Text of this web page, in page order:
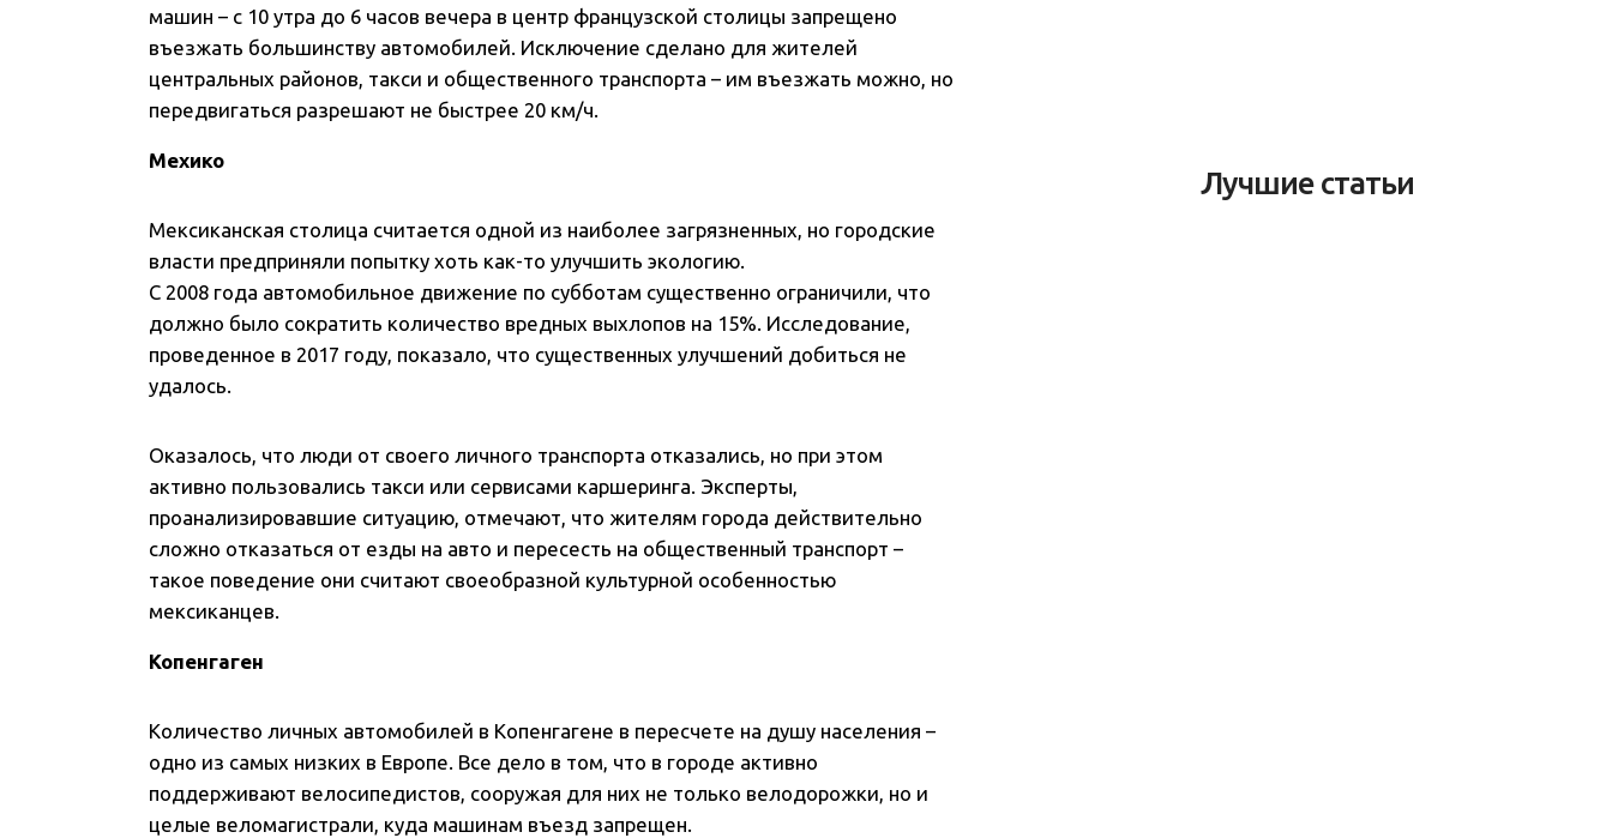
машин – с 10 утра до 6 часов вечера в центр французской столицы запрещено
въезжать большинству автомобилей. Исключение сделано для жителей
центральных районов, такси и общественного транспорта – им въезжать можно, но
передвигаться разрешают не быстрее 20 км/ч.
Мехико
Мексиканская столица считается одной из наиболее загрязненных, но городские
власти предприняли попытку хоть как-то улучшить экологию.
С 2008 года автомобильное движение по субботам существенно ограничили, что
должно было сократить количество вредных выхлопов на 15%. Исследование,
проведенное в 2017 году, показало, что существенных улучшений добиться не
удалось.
Оказалось, что люди от своего личного транспорта отказались, но при этом
активно пользовались такси или сервисами каршеринга. Эксперты,
проанализировавшие ситуацию, отмечают, что жителям города действительно
сложно отказаться от езды на авто и пересесть на общественный транспорт –
такое поведение они считают своеобразной культурной особенностью
мексиканцев.
Копенгаген
Количество личных автомобилей в Копенгагене в пересчете на душу населения –
одно из самых низких в Европе. Все дело в том, что в городе активно
поддерживают велосипедистов, сооружая для них не только велодорожки, но и
целые веломагистрали, куда машинам въезд запрещен.
Лучшие статьи